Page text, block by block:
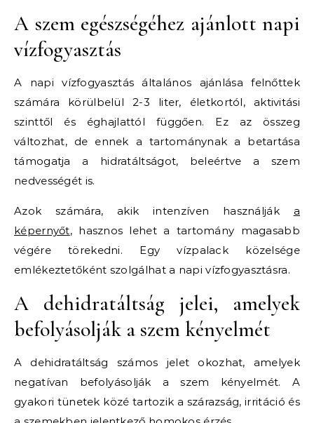
A szem egészségéhez ajánlott napi
vízfogyasztás
A napi vízfogyasztás általános ajánlása felnőttek
számára körülbelül 2-3 liter, életkortól, aktivitási
szinttől és éghajlattól függően. Ez az összeg
változhat, de ennek a tartománynak a betartása
támogatja a hidratáltságot, beleértve a szem
nedvességét is.
Azok számára, akik intenzíven használják a
képernyőt, hasznos lehet a tartomány magasabb
végére törekedni. Egy vízpalack közelsége
emlékeztetőként szolgálhat a napi vízfogyasztásra.
A dehidratáltság jelei, amelyek
befolyásolják a szem kényelmét
A dehidratáltság számos jelet okozhat, amelyek
negatívan befolyásolják a szem kényelmét. A
gyakori tünetek közé tartozik a szárazság, irritáció és